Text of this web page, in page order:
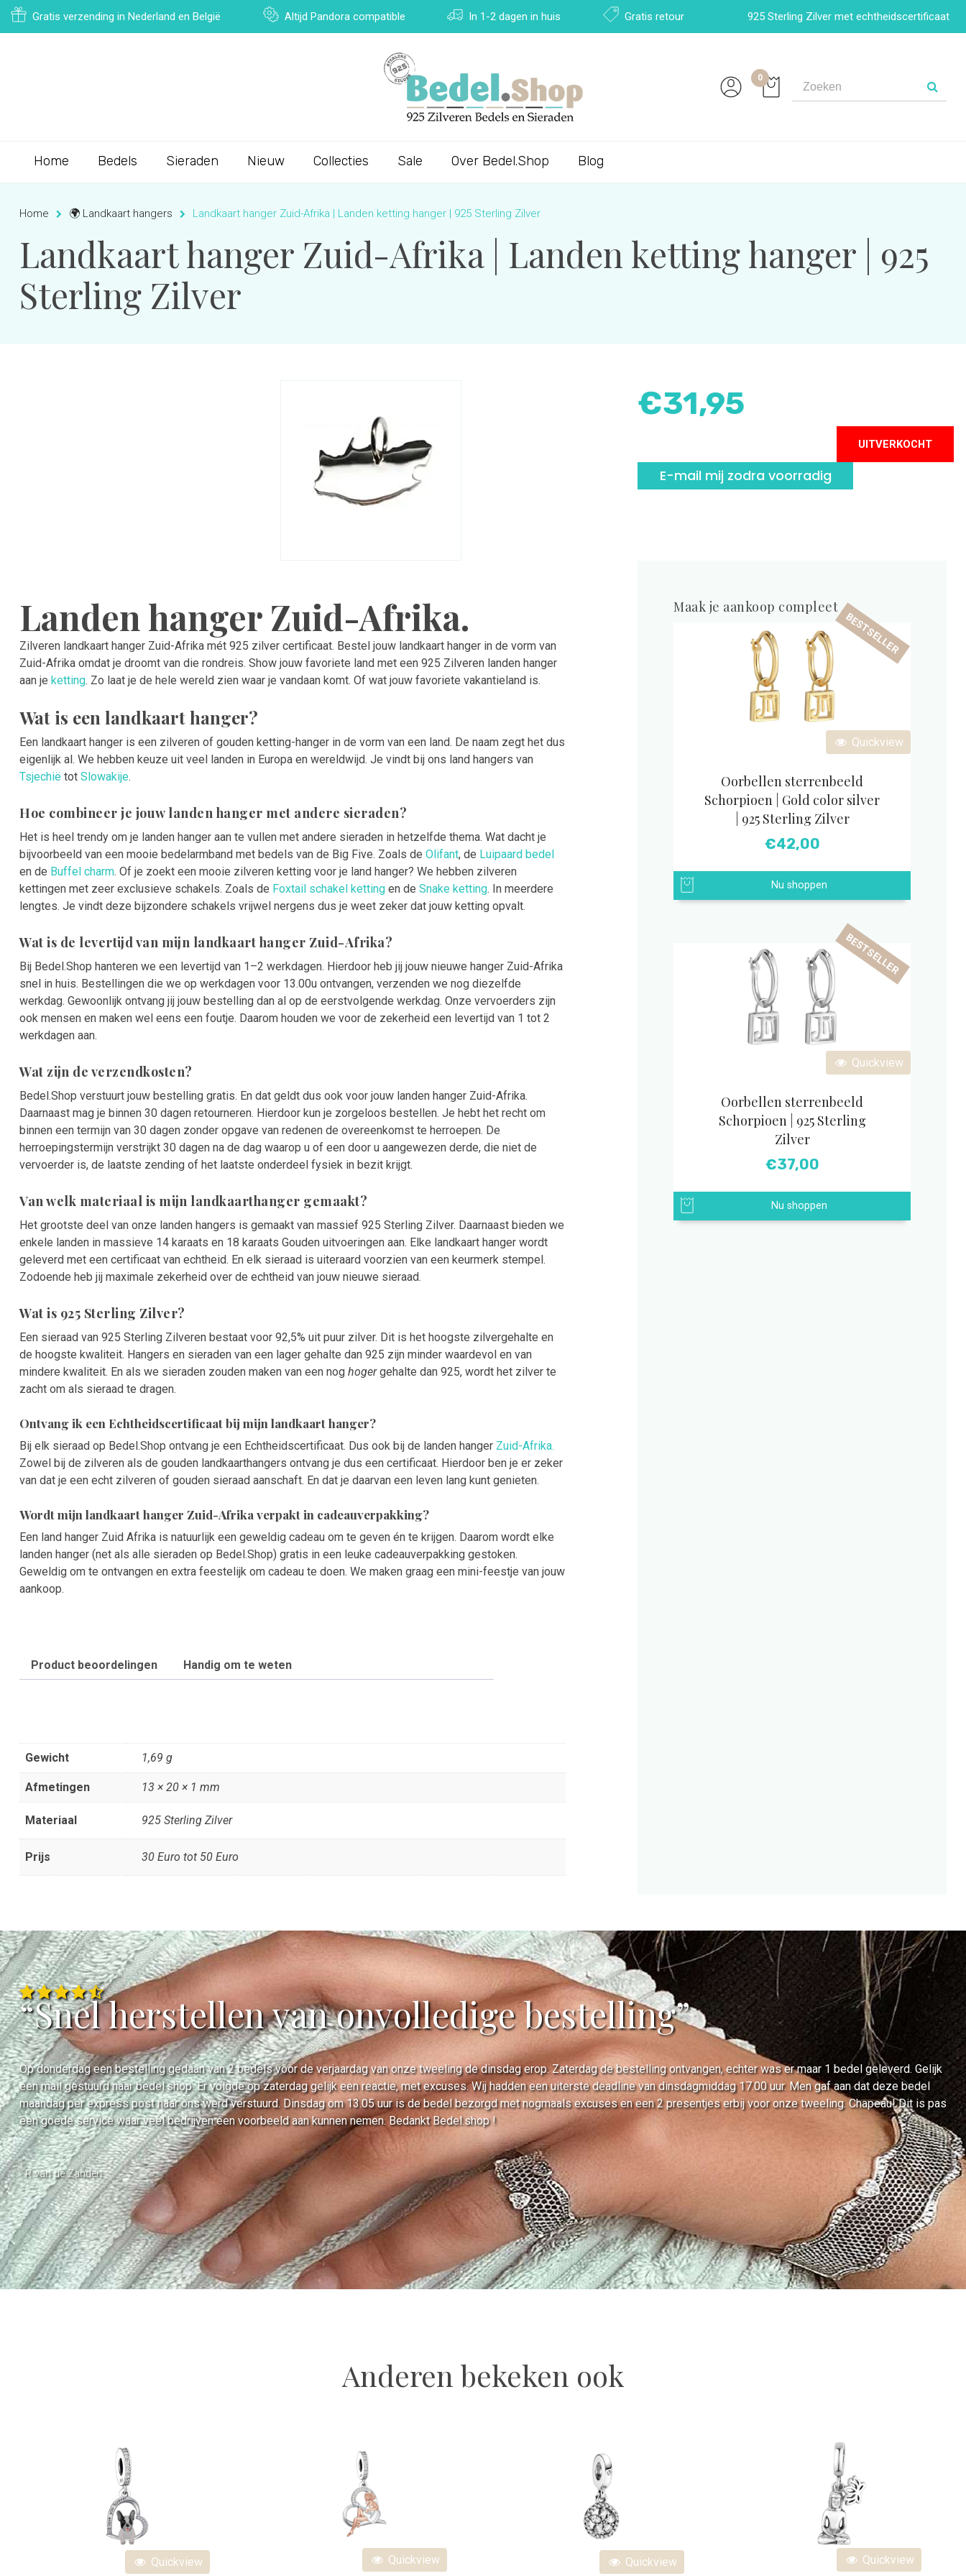
Gratis verzending in Nederland en België Altijd Pandora compatible In 1-2 dagen in huis Gratis retour 925 Sterling Zilver met echtheidscertificaat
0
Home Bedels Sieraden Nieuw Collecties Sale Over Bedel.Shop Blog
Home 🌍 Landkaart hangers Landkaart hanger Zuid-Afrika | Landen ketting hanger | 925 Sterling Zilver
Landkaart hanger Zuid-Afrika | Landen ketting hanger | 925
Sterling Zilver
€31,95
UITVERKOCHT
E-mail mij zodra voorradig
Landen hanger Zuid-Afrika.
Zilveren landkaart hanger Zuid-Afrika mét 925 zilver certificaat. Bestel jouw landkaart hanger in de vorm van
Zuid-Afrika omdat je droomt van die rondreis. Show jouw favoriete land met een 925 Zilveren landen hanger
aan je ketting. Zo laat je de hele wereld zien waar je vandaan komt. Of wat jouw favoriete vakantieland is.
Wat is een landkaart hanger?
Een landkaart hanger is een zilveren of gouden ketting-hanger in de vorm van een land. De naam zegt het dus
eigenlijk al. We hebben keuze uit veel landen in Europa en wereldwijd. Je vindt bij ons land hangers van
Tsjechië tot Slowakije.
Hoe combineer je jouw landen hanger met andere sieraden?
Het is heel trendy om je landen hanger aan te vullen met andere sieraden in hetzelfde thema. Wat dacht je
bijvoorbeeld van een mooie bedelarmband met bedels van de Big Five. Zoals de Olifant, de Luipaard bedel
en de Buffel charm. Of je zoekt een mooie zilveren ketting voor je land hanger? We hebben zilveren
kettingen met zeer exclusieve schakels. Zoals de Foxtail schakel ketting en de Snake ketting. In meerdere
lengtes. Je vindt deze bijzondere schakels vrijwel nergens dus je weet zeker dat jouw ketting opvalt.
Wat is de levertijd van mijn landkaart hanger Zuid-Afrika?
Bij Bedel.Shop hanteren we een levertijd van 1–2 werkdagen. Hierdoor heb jij jouw nieuwe hanger Zuid-Afrika
snel in huis. Bestellingen die we op werkdagen voor 13.00u ontvangen, verzenden we nog diezelfde
werkdag. Gewoonlijk ontvang jij jouw bestelling dan al op de eerstvolgende werkdag. Onze vervoerders zijn
ook mensen en maken wel eens een foutje. Daarom houden we voor de zekerheid een levertijd van 1 tot 2
werkdagen aan.
Wat zijn de verzendkosten?
Bedel.Shop verstuurt jouw bestelling gratis. En dat geldt dus ook voor jouw landen hanger Zuid-Afrika.
Daarnaast mag je binnen 30 dagen retourneren. Hierdoor kun je zorgeloos bestellen. Je hebt het recht om
binnen een termijn van 30 dagen zonder opgave van redenen de overeenkomst te herroepen. De
herroepingstermijn verstrijkt 30 dagen na de dag waarop u of een door u aangewezen derde, die niet de
vervoerder is, de laatste zending of het laatste onderdeel fysiek in bezit krijgt.
Van welk materiaal is mijn landkaarthanger gemaakt?
Het grootste deel van onze landen hangers is gemaakt van massief 925 Sterling Zilver. Daarnaast bieden we
enkele landen in massieve 14 karaats en 18 karaats Gouden uitvoeringen aan. Elke landkaart hanger wordt
geleverd met een certificaat van echtheid. En elk sieraad is uiteraard voorzien van een keurmerk stempel.
Zodoende heb jij maximale zekerheid over de echtheid van jouw nieuwe sieraad.
Wat is 925 Sterling Zilver?
Een sieraad van 925 Sterling Zilveren bestaat voor 92,5% uit puur zilver. Dit is het hoogste zilvergehalte en
de hoogste kwaliteit. Hangers en sieraden van een lager gehalte dan 925 zijn minder waardevol en van
mindere kwaliteit. En als we sieraden zouden maken van een nog hogergehalte dan 925, wordt het zilver te
zacht om als sieraad te dragen.
Ontvang ik een Echtheidscertificaat bij mijn landkaart hanger?
Bij elk sieraad op Bedel.Shop ontvang je een Echtheidscertificaat. Dus ook bij de landen hanger Zuid-Afrika.
Zowel bij de zilveren als de gouden landkaarthangers ontvang je dus een certificaat. Hierdoor ben je er zeker
van dat je een echt zilveren of gouden sieraad aanschaft. En dat je daarvan een leven lang kunt genieten.
Wordt mijn landkaart hanger Zuid-Afrika verpakt in cadeauverpakking?
Een land hanger Zuid Afrika is natuurlijk een geweldig cadeau om te geven én te krijgen. Daarom wordt elke
landen hanger (net als alle sieraden op Bedel.Shop) gratis in een leuke cadeauverpakking gestoken.
Geweldig om te ontvangen en extra feestelijk om cadeau te doen. We maken graag een mini-feestje van jouw
aankoop.
Product beoordelingen Handig om te weten
Gewicht 1,69 g
Afmetingen 13 × 20 × 1 mm
Materiaal 925 Sterling Zilver
Prijs 30 Euro tot 50 Euro
Maak je aankoop compleet
Quickview
BESTSELLER
Oorbellen sterrenbeeld
Schorpioen | Gold color silver
| 925 Sterling Zilver
€42,00
Nu shoppen
Quickview
BESTSELLER
Oorbellen sterrenbeeld
Schorpioen | 925 Sterling
Zilver
€37,00
Nu shoppen
“Snel herstellen van onvolledige bestelling”
Op donderdag een bestelling gedaan van 2 bedels voor de verjaardag van onze tweeling de dinsdag erop. Zaterdag de bestelling ontvangen, echter was er maar 1 bedel geleverd. Gelijk
een mail gestuurd naar bedel.shop. Er volgde op zaterdag gelijk een reactie, met excuses. Wij hadden een uiterste deadline van dinsdagmiddag 17.00 uur. Men gaf aan dat deze bedel
maandag per express post naar ons werd verstuurd. Dinsdag om 13.05 uur is de bedel bezorgd met nogmaals excuses en een 2 presentjes erbij voor onze tweeling. Chapeau! Dit is pas
een goede service waar veel bedrijven een voorbeeld aan kunnen nemen. Bedankt Bedel.shop !
- R van de Zanden
Anderen bekeken ook
Quickview Quickview Quickview Quickview